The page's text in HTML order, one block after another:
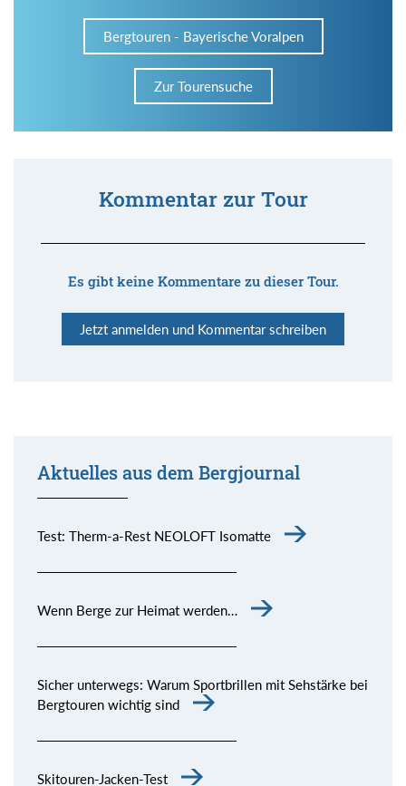
Bergtouren - Bayerische Voralpen
Zur Tourensuche
Kommentar zur Tour
Es gibt keine Kommentare zu dieser Tour.
Jetzt anmelden und Kommentar schreiben
Aktuelles aus dem Bergjournal
Test: Therm-a-Rest NEOLOFT Isomatte
Wenn Berge zur Heimat werden…
Sicher unterwegs: Warum Sportbrillen mit Sehstärke bei
Bergtouren wichtig sind
Skitouren-Jacken-Test